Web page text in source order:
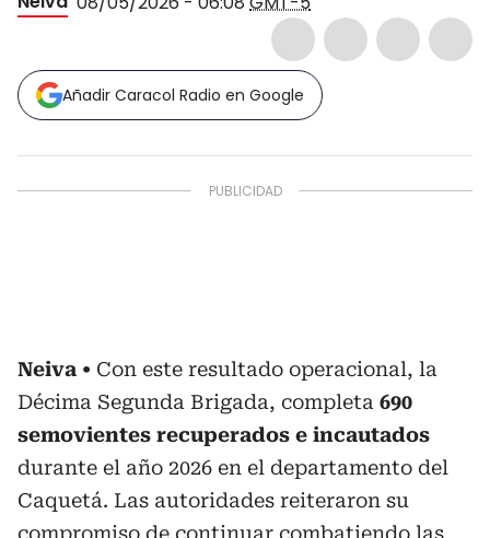
Añadir Caracol Radio en Google
Neiva
Con este resultado operacional, la
Décima Segunda Brigada, completa 690
semovientes recuperados e incautados
durante el año 2026 en el departamento del
Caquetá. Las autoridades reiteraron su
compromiso de continuar combatiendo las